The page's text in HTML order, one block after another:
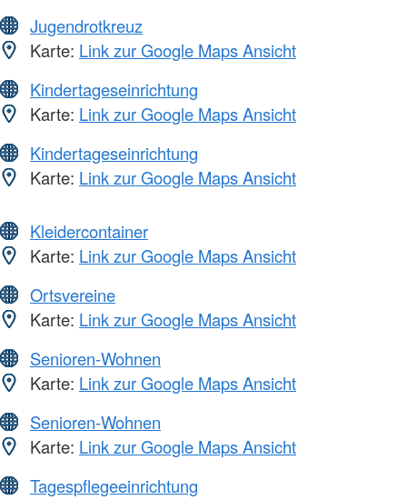
Jugendrotkreuz
Karte: Link zur Google Maps Ansicht
Kindertageseinrichtung
Karte: Link zur Google Maps Ansicht
Kindertageseinrichtung
Karte: Link zur Google Maps Ansicht
Kleidercontainer
Karte: Link zur Google Maps Ansicht
Ortsvereine
Karte: Link zur Google Maps Ansicht
Senioren-Wohnen
Karte: Link zur Google Maps Ansicht
Senioren-Wohnen
Karte: Link zur Google Maps Ansicht
Tagespflegeeinrichtung